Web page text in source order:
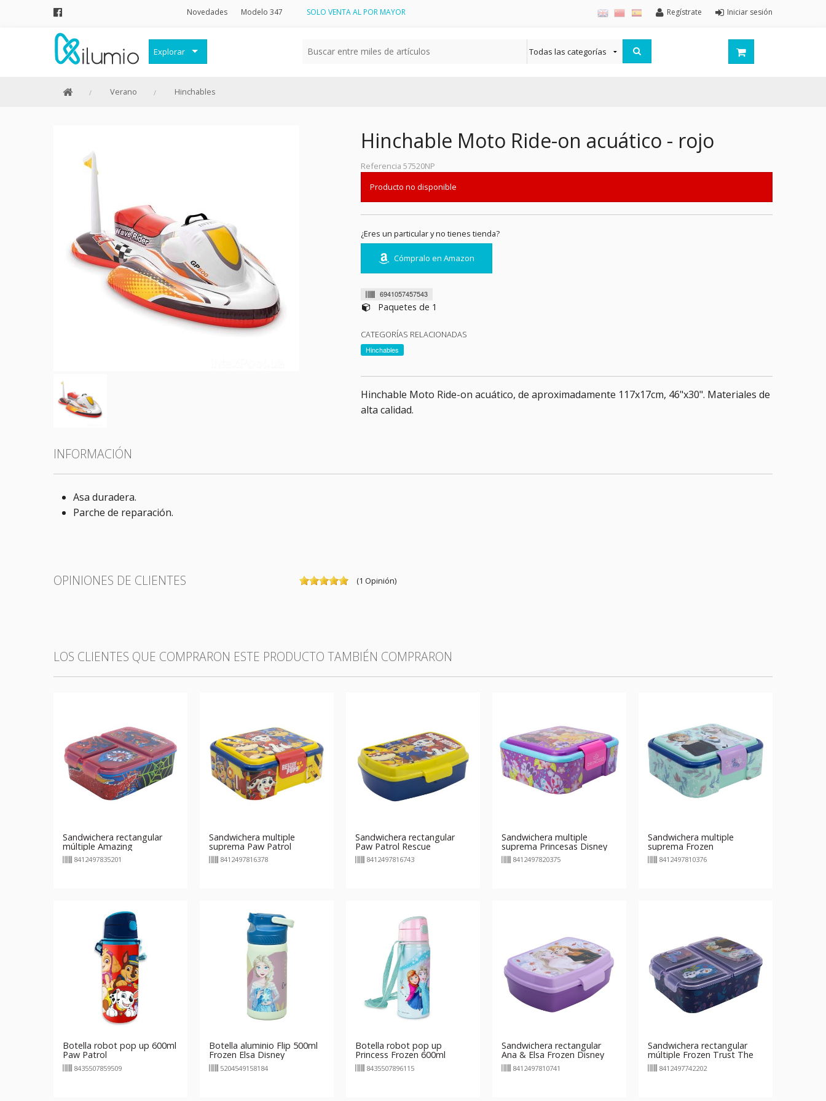
Novedades Modelo 347 SOLO VENTA AL POR MAYOR Iniciar sesión
Regístrate
Explorar
Frases Originales
Verano
Outlet
Personajes y marcas
Todas las categorías
Verano Hinchables
Hinchable Moto Ride-on acuático - rojo
Referencia 57520NP
Producto no disponible
¿Eres un particular y no tienes tienda?
Cómpralo en Amazon
6941057457543
Paquetes de 1
CATEGORÍAS RELACIONADAS
Hinchables
Hinchable Moto Ride-on acuático, de aproximadamente 117x17cm, 46"x30". Materiales de
alta calidad.
INFORMACIÓN
Asa duradera.
Parche de reparación.
OPINIONES DE CLIENTES (1 Opinión)
LOS CLIENTES QUE COMPRARON ESTE PRODUCTO TAMBIÉN COMPRARON
Sandwichera rectangular
múltiple Amazing
Spiderman
8412497835201
Sandwichera multiple
suprema Paw Patrol
8412497816378
Sandwichera rectangular
Paw Patrol Rescue
8412497816743
Sandwichera multiple
suprema Princesas Disney
Courageous Heart
8412497820375
Sandwichera multiple
suprema Frozen
8412497810376
Botella robot pop up 600ml
Paw Patrol
8435507859509
Botella aluminio Flip 500ml
Frozen Elsa Disney
5204549158184
Botella robot pop up
Princess Frozen 600ml
8435507896115
Sandwichera rectangular
Ana & Elsa Frozen Disney
8412497810741
Sandwichera rectangular
múltiple Frozen Trust The
Journey
8412497742202